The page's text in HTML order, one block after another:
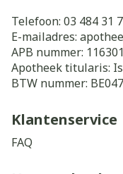
Telefoon: 03 484 31
E-mailadres:
APB nummer: 116301
Apotheek titularis:
BTW nummer:
Klantenservice
FAQ